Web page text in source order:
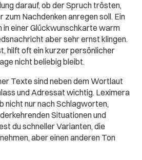
darauf, ob der Spruch trösten,
zum Nachdenken anregen soll. Ein
in einer Glückwunschkarte warm
aber sehr ernst klingen.
hilft oft ein kurzer persönlicher
nicht beliebig bleibt.
Texte sind neben dem Wortlaut
und Adressat wichtig. Leximera
nicht nur nach Schlagworten,
Situationen und
du schneller Varianten, die
aber einen anderen Ton